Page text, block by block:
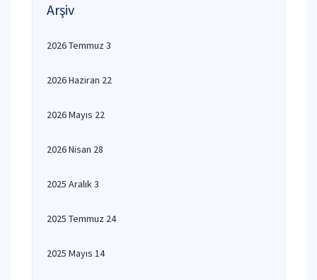
Arşiv
2026 Temmuz 3
2026 Haziran 22
2026 Mayıs 22
2026 Nisan 28
2025 Aralık 3
2025 Temmuz 24
2025 Mayıs 14